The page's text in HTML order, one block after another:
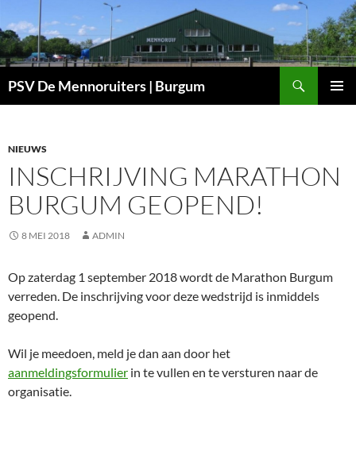
naar
de
inhoud
PSV De Mennoruiters | Burgum
NIEUWS
INSCHRIJVING MARATHON
BURGUM GEOPEND!
8 MEI 2018 ADMIN
Op zaterdag 1 september 2018 wordt de Marathon Burgum
verreden. De inschrijving voor deze wedstrijd is inmiddels
geopend.
Wil je meedoen, meld je dan aan door het
aanmeldingsformulier in te vullen en te versturen naar de
organisatie.